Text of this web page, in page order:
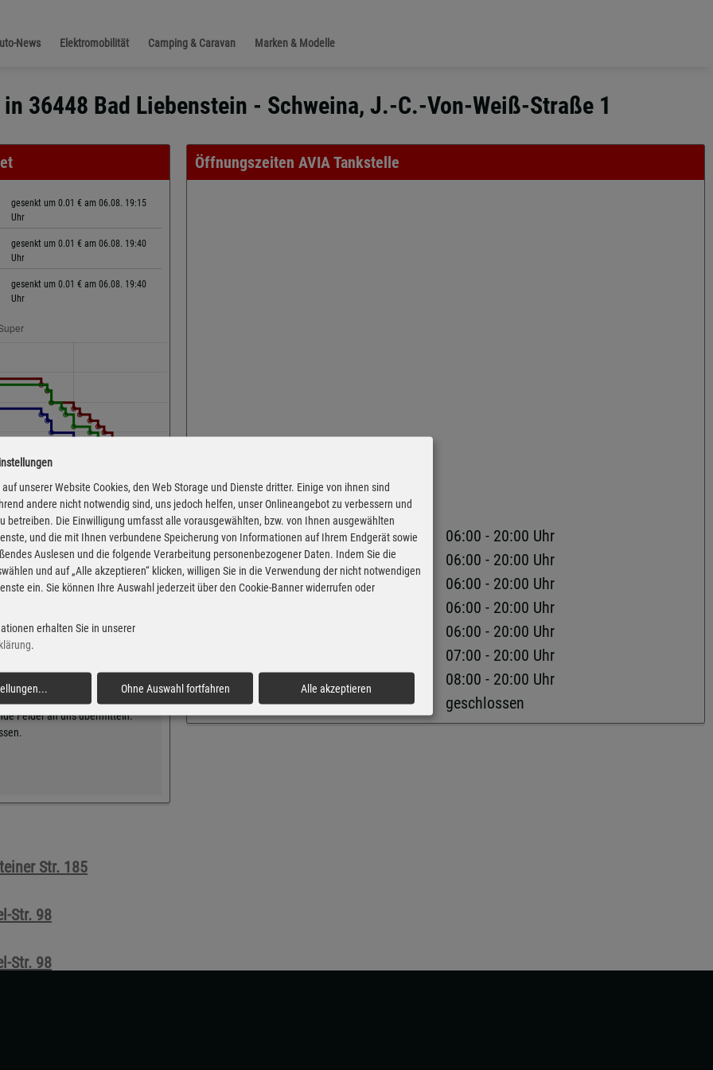
News Elektromobilität Camping & Caravan Marken & Modelle
36448 Bad Liebenstein - Schweina, J.-C.-Von-Weiß-Straße 1
gesenkt um 0.01 € am 06.08. 19:15
Uhr
gesenkt um 0.01 € am 06.08. 19:40
Uhr
gesenkt um 0.01 € am 06.08. 19:40
Uhr
der Markttransparenzstelle
Informationsdienst,
übernehmen. Alle
der jeweiligen
Felder an uns übermitteln.
Öffnungszeiten AVIA Tankstelle
J.-C.-Von-Weiß-Straße 1
36448 Bad Liebenstein - Schweina
Montag
06:00 - 20:00 Uhr
Dienstag
06:00 - 20:00 Uhr
Mittwoch
06:00 - 20:00 Uhr
06:00 - 20:00 Uhr
06:00 - 20:00 Uhr
07:00 - 20:00 Uhr
Sonntag
08:00 - 20:00 Uhr
Feiertag
geschlossen
Str. 185
Str. 98
Str. 98
unserer Website Cookies, den Web Storage und Dienste dritter. Einige von ihnen sind
andere nicht notwendig sind, uns jedoch helfen, unser Onlineangebot zu verbessern und
betreiben. Die Einwilligung umfasst alle vorausgewählten, bzw. von Ihnen ausgewählten
und die mit Ihnen verbundene Speicherung von Informationen auf Ihrem Endgerät sowie
Auslesen und die folgende Verarbeitung personenbezogener Daten. Indem Sie die
und auf „Alle akzeptieren“ klicken, willigen Sie in die Verwendung der nicht notwendigen
ein. Sie können Ihre Auswahl jederzeit über den Cookie-Banner widerrufen oder
erhalten Sie in unserer
.
... Ohne Auswahl fortfahren Alle akzeptieren